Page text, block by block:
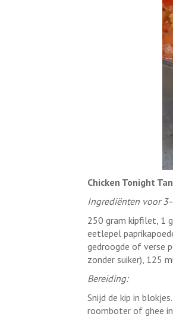
Chicken Tonight
Ingrediënten voor
250 gram kipfilet, 1
eetlepel
gedroogde of verse
zonder suiker), 125
Bereiding:
Snijd de kip in
roomboter of ghee in